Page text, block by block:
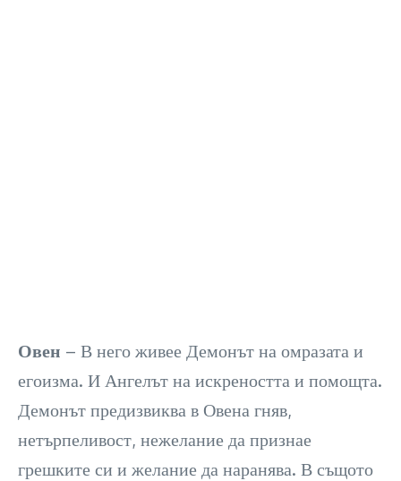
Овен – В него живее Демонът на омразата и
егоизма. И Ангелът на искреността и помощта.
Демонът предизвиква в Овена гняв,
нетърпеливост, нежелание да признае
грешките си и желание да наранява. В същото